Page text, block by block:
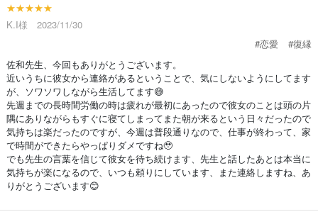
★★★★★
K.I様 2023/11/30
#恋愛
#復縁
佐和先生、今回もありがとうございます。
近いうちに彼女から連絡があるということで、気にしないようにしてます
が、ソワソワしながら生活してます😅
先週までの長時間労働の時は疲れが最初にあったので彼女のことは頭の片
隅にありながらもすぐに寝てしまってまた朝が来るという日々だったので
気持ちは楽だったのですが、今週は普段通りなので、仕事が終わって、家
で時間ができたらやっぱりダメですね🥹
でも先生の言葉を信じて彼女を待ち続けます、先生と話したあとは本当に
気持ちが楽になるので、いつも頼りにしています、また連絡しますね、あ
りがとうございます😊